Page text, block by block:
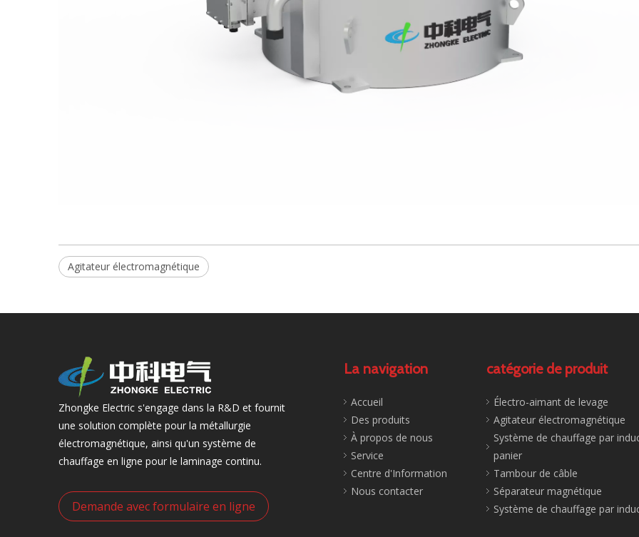
Agitateur électromagnétique
Zhongke Electric s'engage dans la R&D et fournit
une solution complète pour la métallurgie
électromagnétique, ainsi qu'un système de
chauffage en ligne pour le laminage continu.
Demande avec formulaire en ligne
La navigation
Accueil
Des produits
À propos de nous
Service
Centre d'Information
Nous contacter
catégorie de produit
Électro-aimant de levage
Agitateur électromagnétique
Système de chauffage par
panier
Tambour de câble
Séparateur magnétique
Système de chauffage par